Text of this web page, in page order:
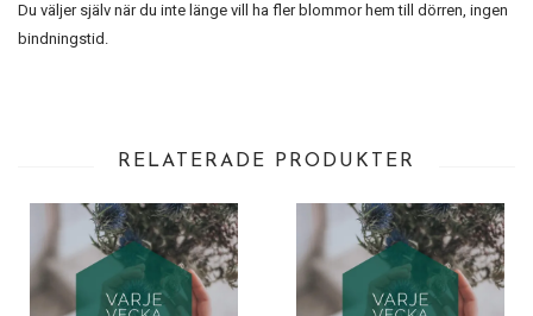
Du väljer själv när du inte länge vill ha fler blommor hem till dörren, ingen
bindningstid.
RELATERADE PRODUKTER